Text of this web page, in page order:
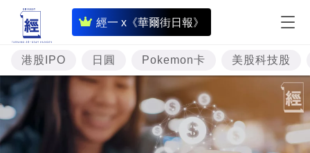
經一 x《華爾街日報》
即
時
財
經
專
投
港股IPO 日圓 Pokemon卡 美股科技股